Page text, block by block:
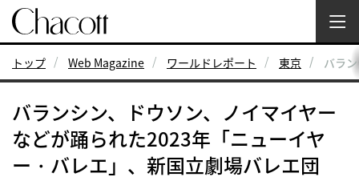
トップ Web Magazine ワールドレポート 東京 バラ
バランシン、ドウソン、ノイマイヤー
などが踊られた2023年「ニューイヤ
ー・バレエ」、新国立劇場バレエ団